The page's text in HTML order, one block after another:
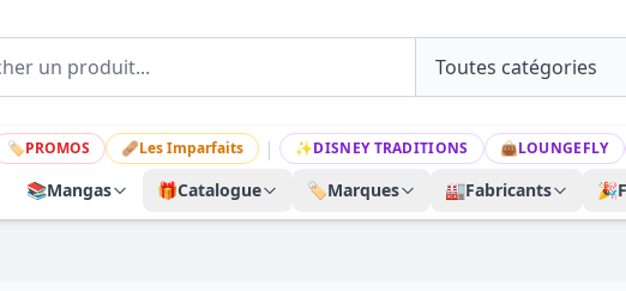
🏷PROMOS 🩹Les Imparfaits | ✨DISNEY TRADITIONS 👜LOUNGEFLY
📚Mangas 🎁Catalogue 🏷️Marques 🏭Fabricants 🎉